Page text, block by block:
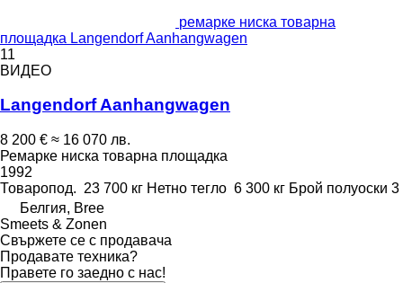
ремарке ниска товарна
площадка Langendorf Aanhangwagen
11
ВИДЕО
Langendorf Aanhangwagen
8 200 € ≈ 16 070 лв.
Ремарке ниска товарна площадка
1992
Товаропод. 23 700 кг Нетно тегло 6 300 кг Брой полуоски 3
Белгия, Bree
Smeets & Zonen
Свържете се с продавача
Продавате техника?
Правете го заедно с нас!